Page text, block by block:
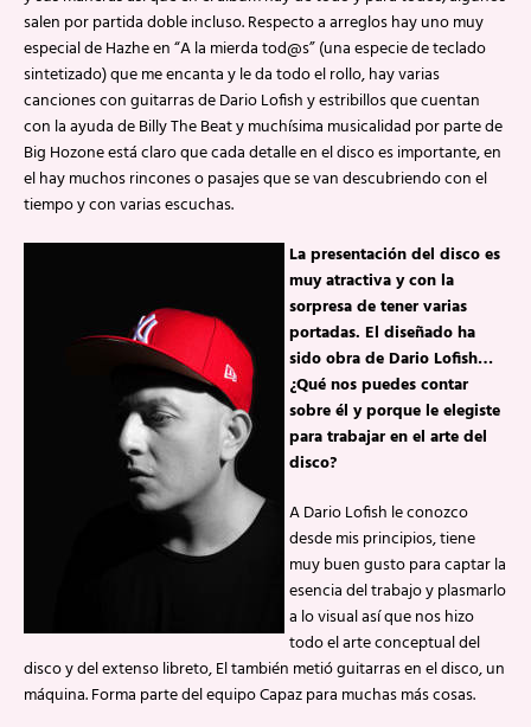
salen por partida doble incluso. Respecto a arreglos hay uno muy
especial de Hazhe en “A la mierda tod@s” (una especie de teclado
sintetizado) que me encanta y le da todo el rollo, hay varias
canciones con guitarras de Dario Lofish y estribillos que cuentan
con la ayuda de Billy The Beat y muchísima musicalidad por parte de
Big Hozone está claro que cada detalle en el disco es importante, en
el hay muchos rincones o pasajes que se van descubriendo con el
tiempo y con varias escuchas.
La presentación del disco es
muy atractiva y con la
sorpresa de tener varias
portadas. El diseñado ha
sido obra de Dario Lofish…
¿Qué nos puedes contar
sobre él y porque le elegiste
para trabajar en el arte del
disco?
A Dario Lofish le conozco
desde mis principios, tiene
muy buen gusto para captar la
esencia del trabajo y plasmarlo
a lo visual así que nos hizo
todo el arte conceptual del
disco y del extenso libreto, El también metió guitarras en el disco, un
máquina. Forma parte del equipo Capaz para muchas más cosas.